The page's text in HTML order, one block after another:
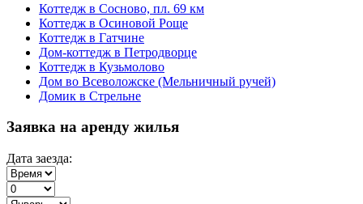
Коттедж в Сосново, пл. 69 км
Коттедж в Осиновой Роще
Коттедж в Гатчине
Дом-коттедж в Петродворце
Коттедж в Кузьмолово
Дом во Всеволожске (Мельничный ручей)
Домик в Стрельне
Заявка на аренду жилья
Дата заезда: